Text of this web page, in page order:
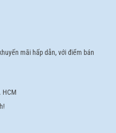
mãi hấp dẫn, với điểm bán
HCM